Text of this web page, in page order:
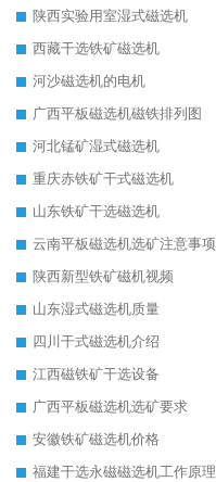
陕西实验用室湿式磁选机
西藏干选铁矿磁选机
河沙磁选机的电机
广西平板磁选机磁铁排列图
河北锰矿湿式磁选机
重庆赤铁矿干式磁选机
山东铁矿干选磁选机
云南平板磁选机选矿注意事项
陕西新型铁矿磁机视频
山东湿式磁选机质量
四川干式磁选机介绍
江西磁铁矿干选设备
广西平板磁选机选矿要求
安徽铁矿磁选机价格
福建干选永磁磁选机工作原理